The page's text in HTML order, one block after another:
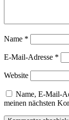
Name *
E-Mail-Adresse *
Website
Name, E-Mail-
meinen nächsten